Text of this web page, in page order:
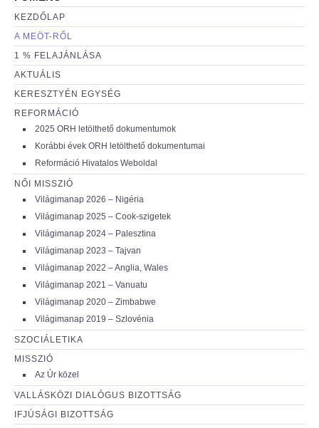
KEZDŐLAP
A MEÖT-RŐL
1 % FELAJÁNLÁSA
AKTUÁLIS
KERESZTYÉN EGYSÉG
REFORMÁCIÓ
2025 ORH letölthető dokumentumok
Korábbi évek ORH letölthető dokumentumai
Reformáció Hivatalos Weboldal
NŐI MISSZIÓ
Világimanap 2026 – Nigéria
Világimanap 2025 – Cook-szigetek
Világimanap 2024 – Palesztina
Világimanap 2023 – Tajvan
Világimanap 2022 – Anglia, Wales
Világimanap 2021 – Vanuatu
Világimanap 2020 – Zimbabwe
Világimanap 2019 – Szlovénia
SZOCIÁLETIKA
MISSZIÓ
Az Úr közel
VALLÁSKÖZI DIALÓGUS BIZOTTSÁG
IFJÚSÁGI BIZOTTSÁG